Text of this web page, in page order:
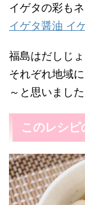
イゲタの彩も
イゲタ醤油 イ
福島はだしじ
それぞれ地域
～と思いました
このレシピ